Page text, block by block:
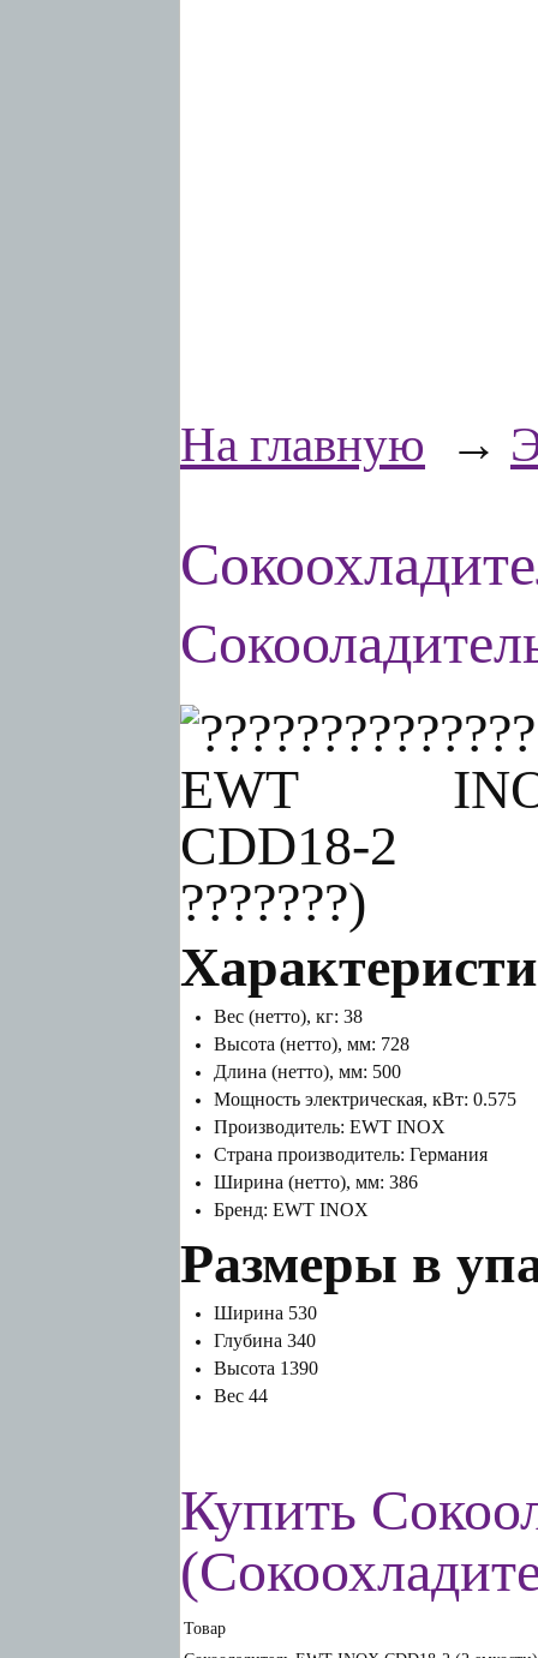
На главную →
Вес (нетто), кг: 38
Высота (нетто), мм: 728
Длина (нетто), мм: 500
Мощность электрическая, кВт: 0.575
Производитель: EWT INOX
Страна производитель: Германия
Ширина (нетто), мм: 386
Бренд: EWT INOX
Размеры в
Ширина 530
Глубина 340
Высота 1390
Вес 44
Купить
Товар